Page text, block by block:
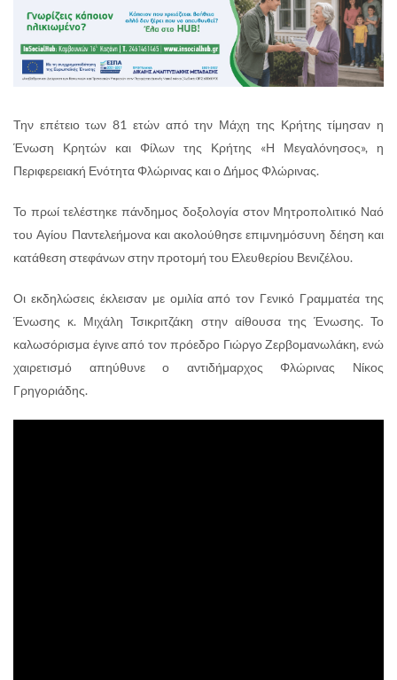
Την επέτειο των 81 ετών από την Μάχη της Κρήτης τίμησαν η
Ένωση Κρητών και Φίλων της Κρήτης «Η Μεγαλόνησος», η
Περιφερειακή Ενότητα Φλώρινας και ο Δήμος Φλώρινας.
Το πρωί τελέστηκε πάνδημος δοξολογία στον Μητροπολιτικό Ναό
του Αγίου Παντελεήμονα και ακολούθησε επιμνημόσυνη δέηση και
κατάθεση στεφάνων στην προτομή του Ελευθερίου Βενιζέλου.
Οι εκδηλώσεις έκλεισαν με ομιλία από τον Γενικό Γραμματέα της
Ένωσης κ. Μιχάλη Τσικριτζάκη στην αίθουσα της Ένωσης. Το
καλωσόρισμα έγινε από τον πρόεδρο Γιώργο Ζερβομανωλάκη, ενώ
χαιρετισμό απηύθυνε ο αντιδήμαρχος Φλώρινας Νίκος
Γρηγοριάδης.